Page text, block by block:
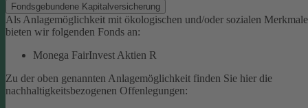
Fondsgebundene Kapitalversicherung
Als Anlagemöglichkeit mit ökologischen und/oder sozialen
bieten wir folgenden Fonds an:
Monega FairInvest Aktien R
Zu der oben genannten Anlagemöglichkeit finden Sie hier die
nachhaltigkeitsbezogenen Offenlegungen: